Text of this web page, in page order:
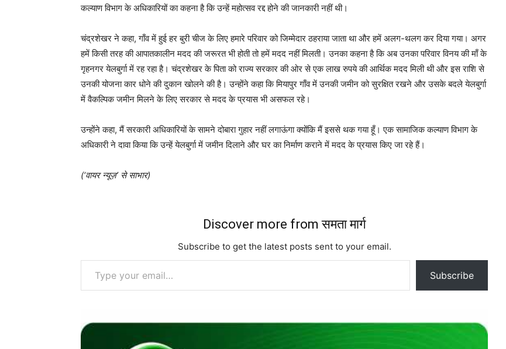
कल्याण विभाग के अधिकारियों का कहना है कि उन्हें महोत्सव रद्द होने की जानकारी नहीं थी।
चंद्रशेखर ने कहा, गाँव में हुई हर बुरी चीज के लिए हमारे परिवार को जिम्मेदार ठहराया जाता था और हमें अलग-थलग कर दिया गया। अगर
हमें किसी तरह की आपातकालीन मदद की जरूरत भी होती तो हमें मदद नहीं मिलती। उनका कहना है कि अब उनका परिवार विनय की माँ के
गृहनगर येलबुर्गा में रह रहा है। चंद्रशेखर के पिता को राज्य सरकार की ओर से एक लाख रुपये की आर्थिक मदद मिली थी और इस राशि से
उनकी योजना कार धोने की दुकान खोलने की है। उन्होंने कहा कि मियापुर गाँव में उनकी जमीन को सुरक्षित रखने और उसके बदले येलबुर्गा
में वैकल्पिक जमीन मिलने के लिए सरकार से मदद के प्रयास भी असफल रहे।
उन्होंने कहा, मैं सरकारी अधिकारियों के सामने दोबारा गुहार नहीं लगाऊंगा क्योंकि मैं इससे थक गया हूँ। एक सामाजिक कल्याण विभाग के
अधिकारी ने दावा किया कि उन्हें येलबुर्गा में जमीन दिलाने और घर का निर्माण कराने में मदद के प्रयास किए जा रहे हैं।
(‘वायर न्यूज़’ से साभार)
Discover more from समता मार्ग
Subscribe to get the latest posts sent to your email.
Type your email…
Subscribe